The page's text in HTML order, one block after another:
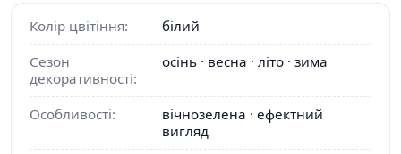
Колір цвітіння:
білий
Сезон
декоративності:
осінь · весна · літо · зима
Особливості:
вічнозелена · ефектний
вигляд